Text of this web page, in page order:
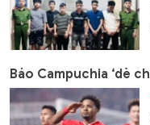
Báo Campuchia ‘dè